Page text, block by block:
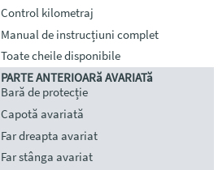
Control kilometraj
Manual de instrucțiuni complet
Toate cheile disponibile
PARTE ANTERIOARă AVARIATă
Bară de protecție
Capotă avariată
Far dreapta avariat
Far stânga avariat